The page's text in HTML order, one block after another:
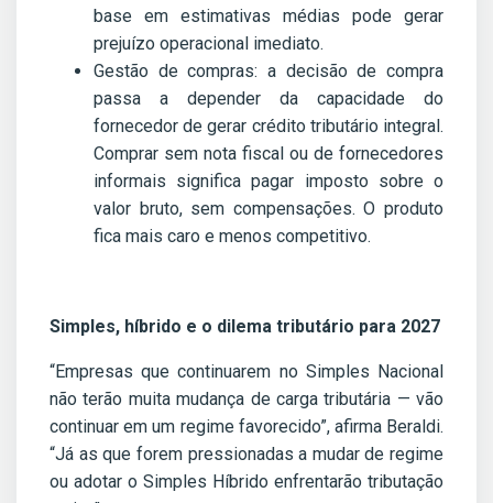
base em estimativas médias pode gerar
prejuízo operacional imediato.
Gestão de compras: a decisão de compra
passa a depender da capacidade do
fornecedor de gerar crédito tributário integral.
Comprar sem nota fiscal ou de fornecedores
informais significa pagar imposto sobre o
valor bruto, sem compensações. O produto
fica mais caro e menos competitivo.
Simples, híbrido e o dilema tributário para 2027
“Empresas que continuarem no Simples Nacional
não terão muita mudança de carga tributária — vão
continuar em um regime favorecido”, afirma Beraldi.
“Já as que forem pressionadas a mudar de regime
ou adotar o Simples Híbrido enfrentarão tributação